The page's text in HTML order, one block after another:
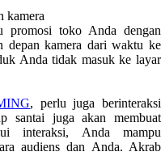
kamera
promosi toko Anda dengan
depan kamera dari waktu ke
Anda tidak masuk ke layar
, perlu juga berinteraksi
santai juga akan membuat
interaksi, Anda mampu
audiens dan Anda. Akrab